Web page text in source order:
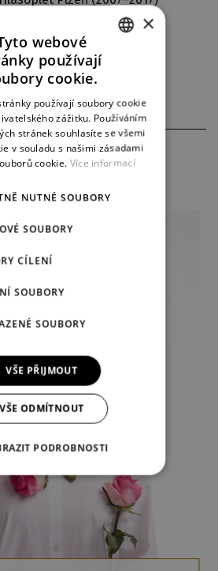
INSCENACE
GERMAN
×
webové
používají
cookie.
používají soubory cookie
zážitku. Používáním
stránek souhlasíte se všemi
v souladu s našimi zásadami
cookie. Více informací
NUTNÉ SOUBORY
SOUBORY
CÍLENÍ
SOUBORY
SOUBORY
VŠE PŘIJMOUT
VŠE ODMÍTNOUT
PODROBNOSTI